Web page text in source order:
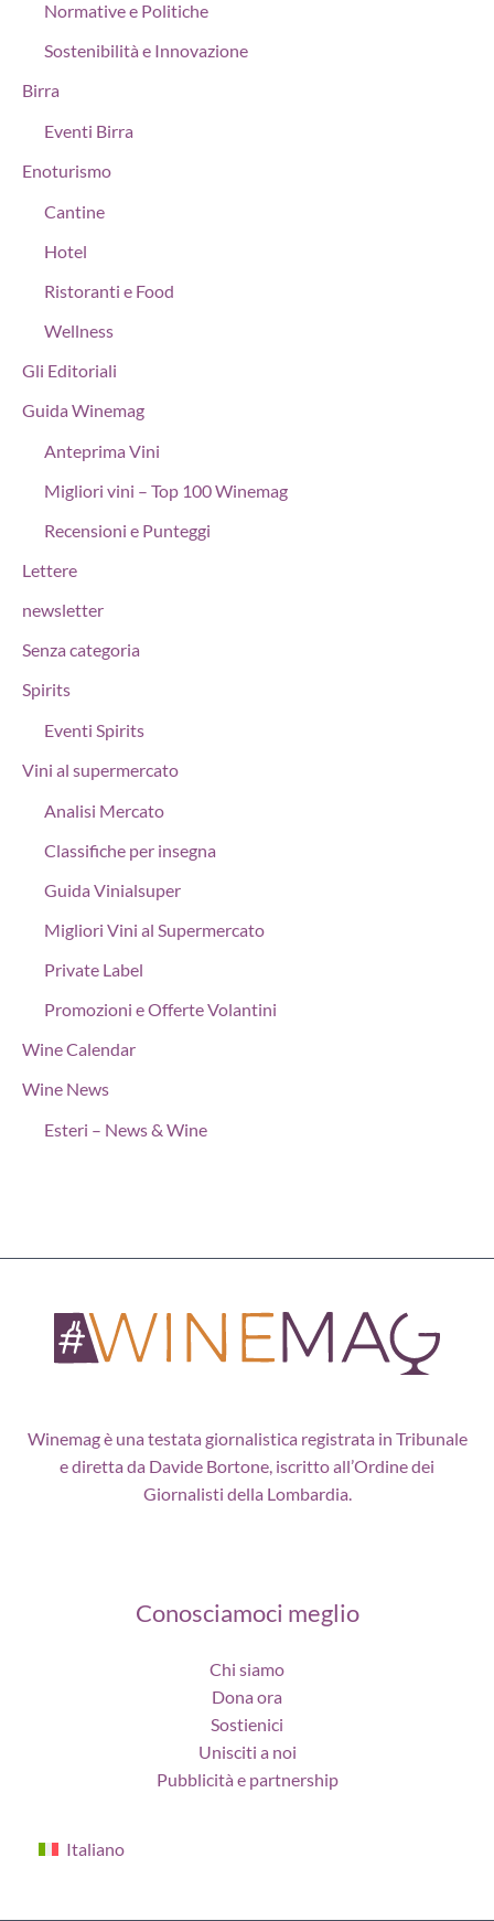
Normative e Politiche
Sostenibilità e Innovazione
Birra
Eventi Birra
Enoturismo
Cantine
Hotel
Ristoranti e Food
Wellness
Gli Editoriali
Guida Winemag
Anteprima Vini
Migliori vini – Top 100 Winemag
Recensioni e Punteggi
Lettere
newsletter
Senza categoria
Spirits
Eventi Spirits
Vini al supermercato
Analisi Mercato
Classifiche per insegna
Guida Vinialsuper
Migliori Vini al Supermercato
Private Label
Promozioni e Offerte Volantini
Wine Calendar
Wine News
Esteri – News & Wine
Winemag è una testata giornalistica registrata in Tribunale
e diretta da Davide Bortone, iscritto all’Ordine dei
Giornalisti della Lombardia.
Conosciamoci meglio
Chi siamo
Dona ora
Sostienici
Unisciti a noi
Pubblicità e partnership
Italiano